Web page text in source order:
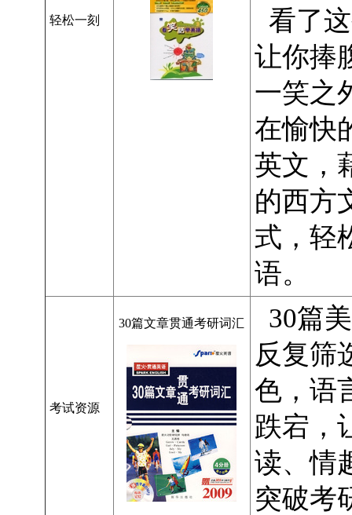
轻松一刻
看了
让你捧
一笑之
在愉快
英文，
的西方
式，轻
语。
考试资源
30篇文章贯通考研词汇
30篇
反复筛
色，语
跌宕，
读、情
突破考